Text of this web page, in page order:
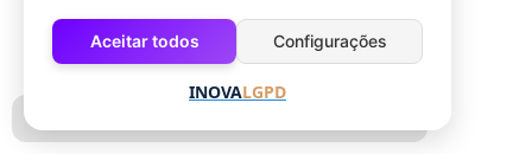
Aceitar todos Configurações
INOVALGPD